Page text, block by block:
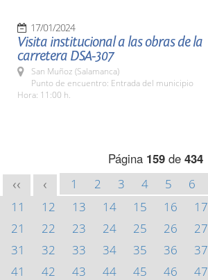
17/01/2024
Visita institucional a las obras de la
carretera DSA-307
San Muñoz (Salamanca)
Punto de encuentro: Entrada del municipio
Hora: 11:00 h.
Página 159de 434
<< < 1 2 3 4 5 6
11
12 13 14 15 16 17
21
22 23 24 25 26 27
31
32 33 34 35 36 37
41
42 43 44 45 46 47